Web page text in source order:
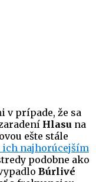
v prípade, že sa
Hlasu na
ešte stále
ich najhorúcejším
podobne ako
Búrlivé